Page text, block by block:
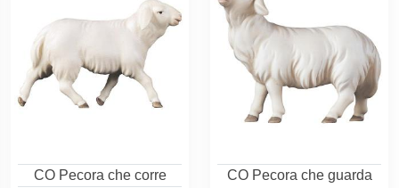
CO Pecora che corre
CO Pecora che guarda